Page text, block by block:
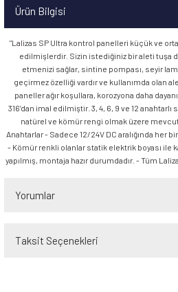
Ürün Bilgisi
"Lalizas SP Ultra kontrol panelleri küçük ve
edilmişlerdir. Sizin istediğiniz bir aleti tuşa
etmenizi sağlar, sintine pompası, seyir
geçirmez özelliği vardır ve kullanımda olan
paneller ağır koşullara, korozyona daha
316’dan imal edilmiştir. 3, 4, 6, 9 ve 12
natürel ve kömür rengi olmak üzere
Anahtarlar - Sadece 12/24V DC aralığında her
- Kömür renkli olanlar statik elektrik boyası ile
yapılmış, montaja hazır durumdadır. - Tüm
Yorumlar
Taksit Seçenekleri